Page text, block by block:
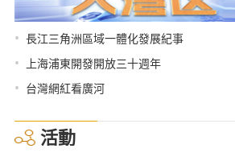
• 長江三角洲區域一體化發展紀事
• 上海浦東開發開放三十週年
• 台灣網紅看廣河
活動